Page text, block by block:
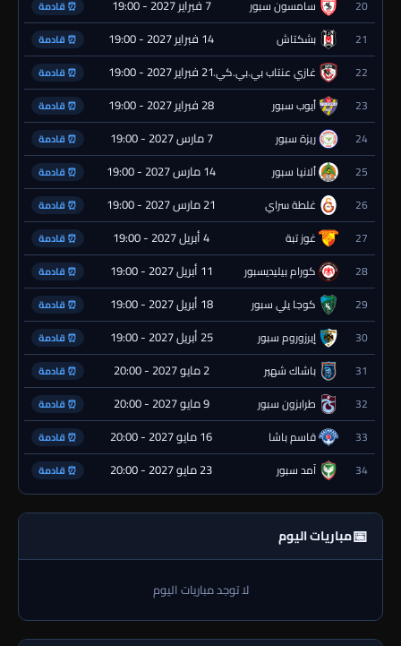
20 سامسون سبور 7 فبراير 2027 - 19:00 ⏰ قادمة
21 بشكتاش 14 فبراير 2027 - 19:00 ⏰ قادمة
22 غازي عنتاب بي.بي.كي.21 فبراير 2027 - 19:00 ⏰ قادمة
23 أيوب سبور 28 فبراير 2027 - 19:00 ⏰ قادمة
24 ريزة سبور 7 مارس 2027 - 19:00 ⏰ قادمة
25 ألانيا سبور 14 مارس 2027 - 19:00 ⏰ قادمة
26 غلطة سراي 21 مارس 2027 - 19:00 ⏰ قادمة
27 غوز تبة 4 أبريل 2027 - 19:00 ⏰ قادمة
28 كورام بيليديسبور 11 أبريل 2027 - 19:00 ⏰ قادمة
29 كوجا يلي سبور 18 أبريل 2027 - 19:00 ⏰ قادمة
30 إيرزوروم سبور 25 أبريل 2027 - 19:00 ⏰ قادمة
31 باشاك شهير 2 مايو 2027 - 20:00 ⏰ قادمة
32 طرابزون سبور 9 مايو 2027 - 20:00 ⏰ قادمة
33 قاسم باشا 16 مايو 2027 - 20:00 ⏰ قادمة
34 آمد سبور 23 مايو 2027 - 20:00 ⏰ قادمة
📅مباريات اليوم
لا توجد مباريات اليوم